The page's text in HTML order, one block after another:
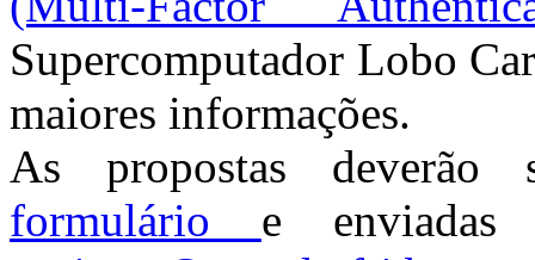
Supercomputador Lobo
maiores informações.
As propostas deverão
formulário
e enviadas